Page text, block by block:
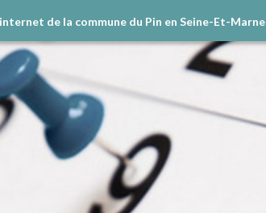
de la commune du Pin en Seine-Et-Marne